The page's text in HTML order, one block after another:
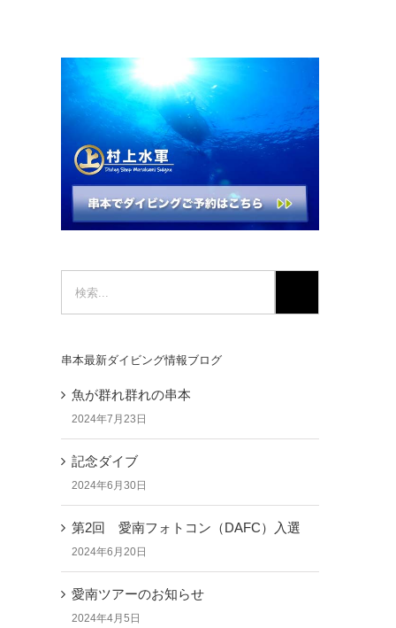
串本最新ダイビング情報ブログ
魚が群れ群れの串本
2024年7月23日
記念ダイブ
2024年6月30日
第2回 愛南フォトコン（DAFC）入選
2024年6月20日
愛南ツアーのお知らせ
2024年4月5日